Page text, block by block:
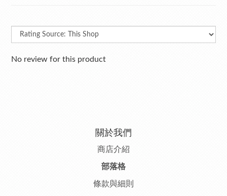
No review for this product
關於我們
商店介紹
部落格
條款與細則